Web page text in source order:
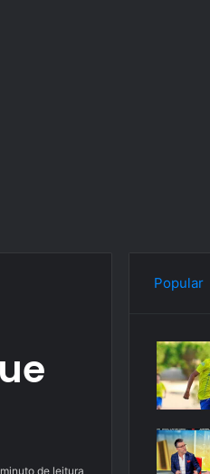
de leitura
Popular